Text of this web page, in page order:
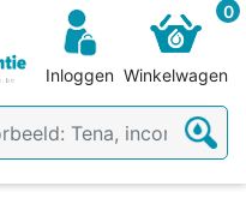
Inloggen
0
Winkelwagen